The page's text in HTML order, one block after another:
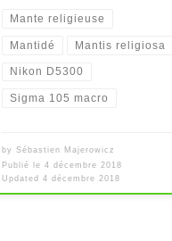
Mante religieuse
Mantidé Mantis religiosa
Nikon D5300
Sigma 105 macro
bySébastien Majerowicz
Publié le4 décembre 2018
Updated4 décembre 2018